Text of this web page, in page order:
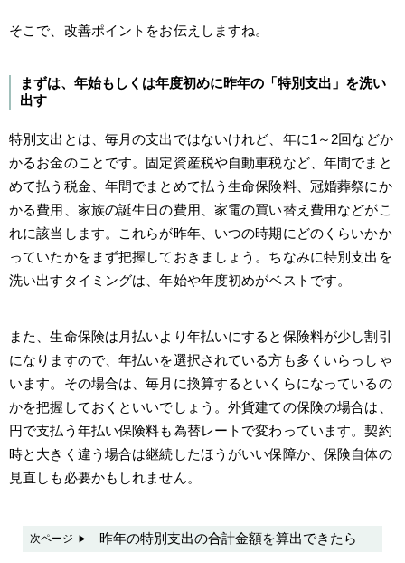
そこで、改善ポイントをお伝えしますね。
まずは、年始もしくは年度初めに昨年の「特別支出」を洗い
出す
特別支出とは、毎月の支出ではないけれど、年に1～2回などか
かるお金のことです。固定資産税や自動車税など、年間でまと
めて払う税金、年間でまとめて払う生命保険料、冠婚葬祭にか
かる費用、家族の誕生日の費用、家電の買い替え費用などがこ
れに該当します。これらが昨年、いつの時期にどのくらいかか
っていたかをまず把握しておきましょう。ちなみに特別支出を
洗い出すタイミングは、年始や年度初めがベストです。
また、生命保険は月払いより年払いにすると保険料が少し割引
になりますので、年払いを選択されている方も多くいらっしゃ
います。その場合は、毎月に換算するといくらになっているの
かを把握しておくといいでしょう。外貨建ての保険の場合は、
円で支払う年払い保険料も為替レートで変わっています。契約
時と大きく違う場合は継続したほうがいい保障か、保険自体の
見直しも必要かもしれません。
次ページ 昨年の特別支出の合計金額を算出できたら